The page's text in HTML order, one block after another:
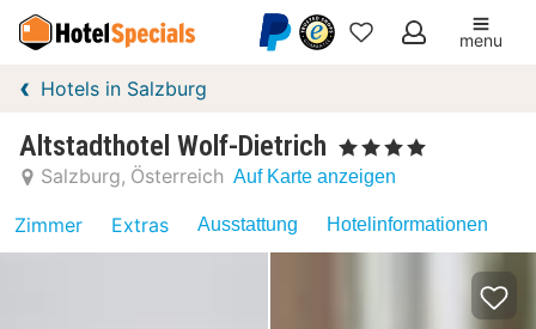
Meine
menu
Hotels in Salzburg
Altstadthotel Wolf-Dietrich , 4 Sterne
Salzburg Österreich Auf Karte anzeigen
Zimmer Extras Ausstattung Hotelinformationen